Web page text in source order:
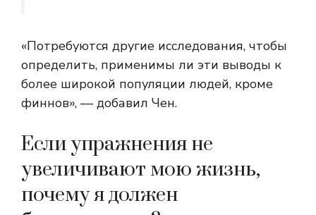
«Потребуются другие исследования, чтобы
определить, применимы ли эти выводы к
более широкой популяции людей, кроме
финнов», — добавил Чен.
Если упражнения не
увеличивают мою жизнь,
почему я должен